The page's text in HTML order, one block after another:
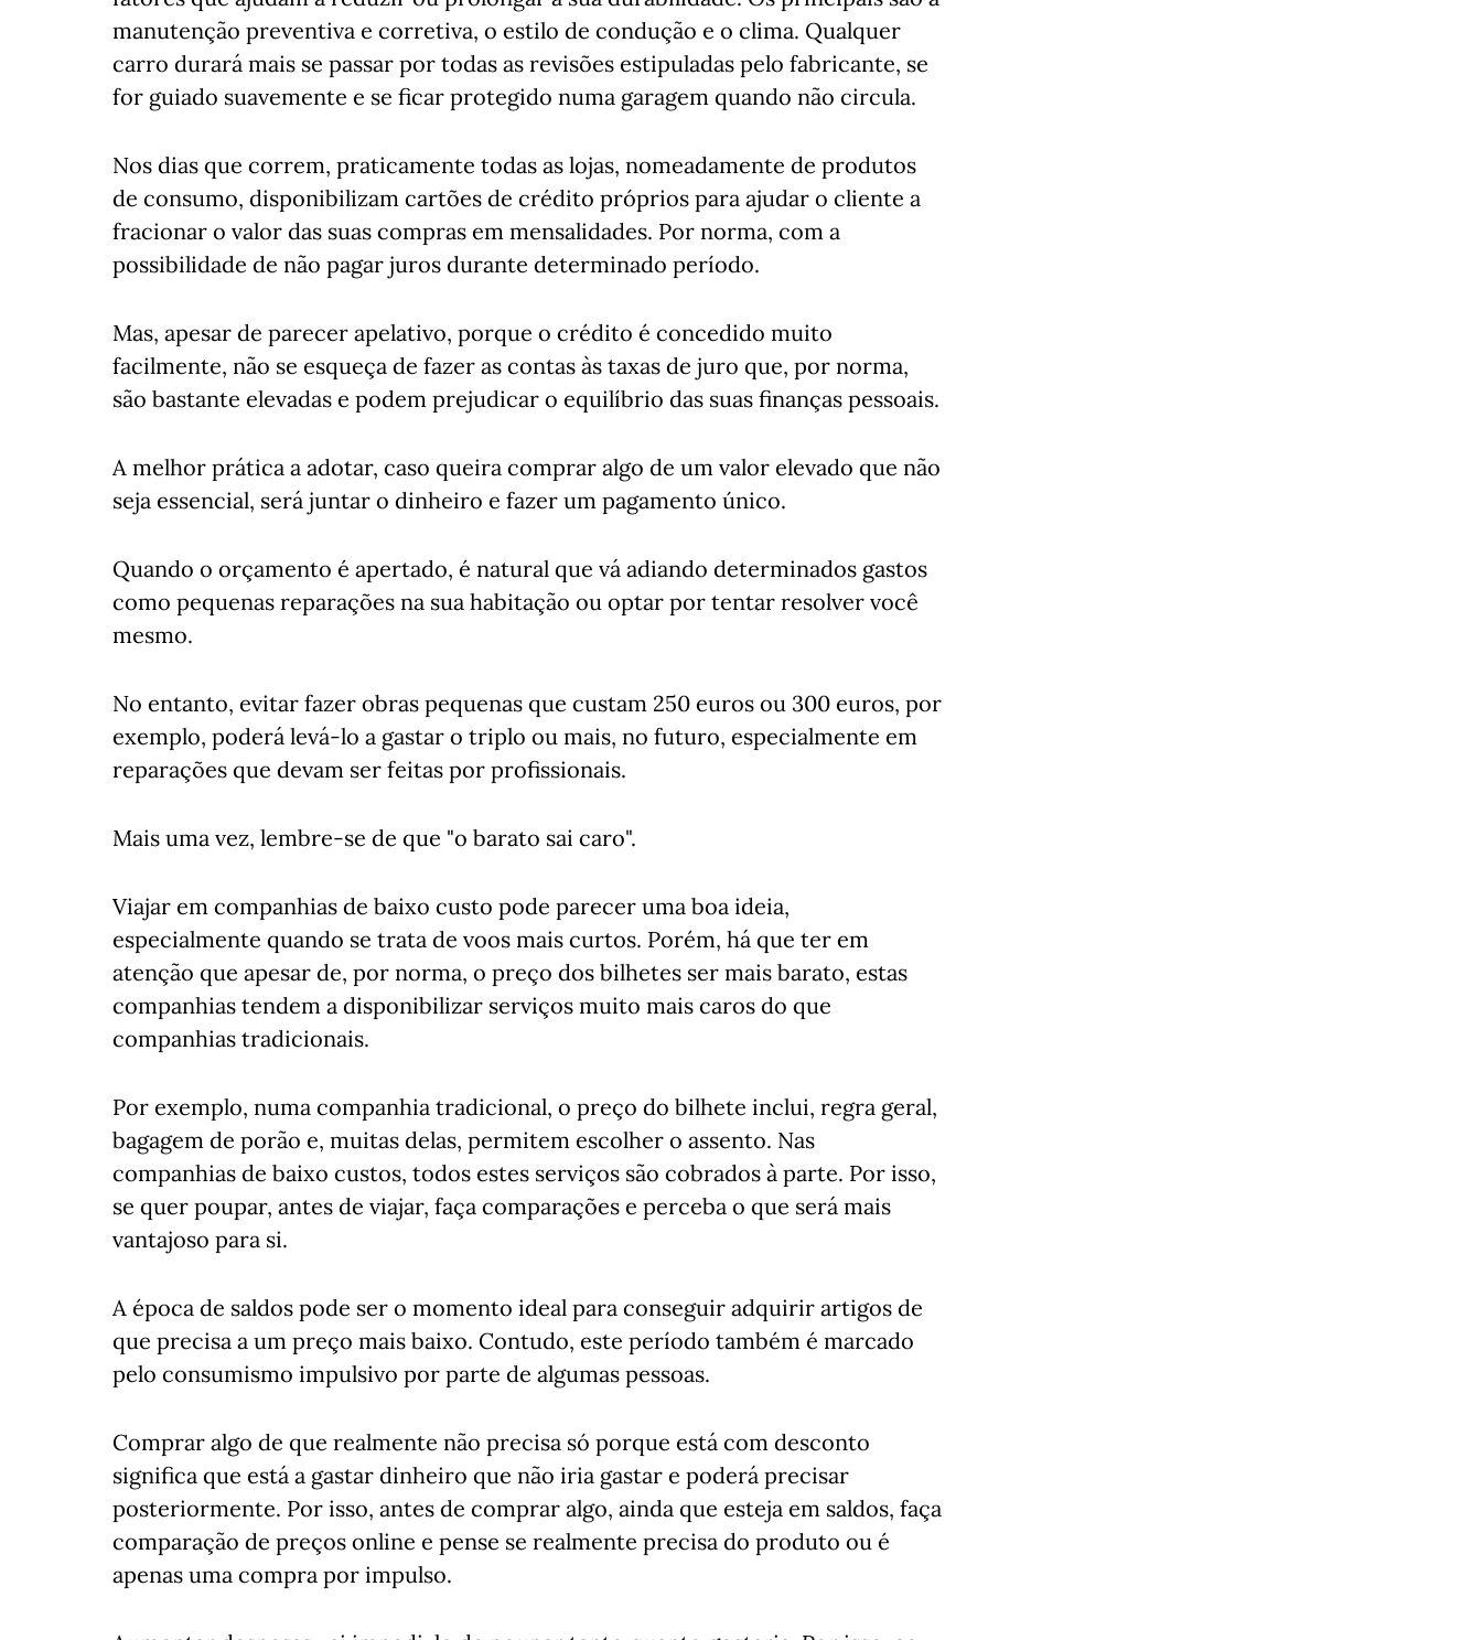
manutenção preventiva e corretiva, o estilo de condução e o clima. Qualquer
carro durará mais se passar por todas as revisões estipuladas pelo fabricante, se
for guiado suavemente e se ficar protegido numa garagem quando não circula.
Nos dias que correm, praticamente todas as lojas, nomeadamente de produtos
de consumo, disponibilizam cartões de crédito próprios para ajudar o cliente a
fracionar o valor das suas compras em mensalidades. Por norma, com a
possibilidade de não pagar juros durante determinado período.
Mas, apesar de parecer apelativo, porque o crédito é concedido muito
facilmente, não se esqueça de fazer as contas às taxas de juro que, por norma,
são bastante elevadas e podem prejudicar o equilíbrio das suas finanças pessoais.
A melhor prática a adotar, caso queira comprar algo de um valor elevado que não
seja essencial, será juntar o dinheiro e fazer um pagamento único.
Quando o orçamento é apertado, é natural que vá adiando determinados gastos
como pequenas reparações na sua habitação ou optar por tentar resolver você
mesmo.
No entanto, evitar fazer obras pequenas que custam 250 euros ou 300 euros, por
exemplo, poderá levá-lo a gastar o triplo ou mais, no futuro, especialmente em
reparações que devam ser feitas por profissionais.
Mais uma vez, lembre-se de que "o barato sai caro".
Viajar em companhias de baixo custo pode parecer uma boa ideia,
especialmente quando se trata de voos mais curtos. Porém, há que ter em
atenção que apesar de, por norma, o preço dos bilhetes ser mais barato, estas
companhias tendem a disponibilizar serviços muito mais caros do que
companhias tradicionais.
Por exemplo, numa companhia tradicional, o preço do bilhete inclui, regra geral,
bagagem de porão e, muitas delas, permitem escolher o assento. Nas
companhias de baixo custos, todos estes serviços são cobrados à parte. Por isso,
se quer poupar, antes de viajar, faça comparações e perceba o que será mais
vantajoso para si.
A época de saldos pode ser o momento ideal para conseguir adquirir artigos de
que precisa a um preço mais baixo. Contudo, este período também é marcado
pelo consumismo impulsivo por parte de algumas pessoas.
Comprar algo de que realmente não precisa só porque está com desconto
significa que está a gastar dinheiro que não iria gastar e poderá precisar
posteriormente. Por isso, antes de comprar algo, ainda que esteja em saldos, faça
comparação de preços online e pense se realmente precisa do produto ou é
apenas uma compra por impulso.